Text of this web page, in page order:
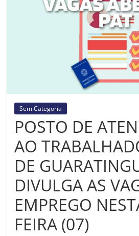
Prefeitura
Sem Categoria
POSTO DE
AO
DE
DIVULGA AS
EMPREGO
FEIRA (07)